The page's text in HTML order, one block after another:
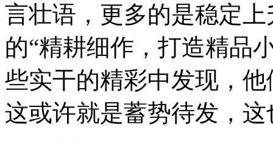
言壮语，更多的是稳定
的“精耕细作，打造精品
些实干的精彩中发现，
这或许就是蓄势待发，